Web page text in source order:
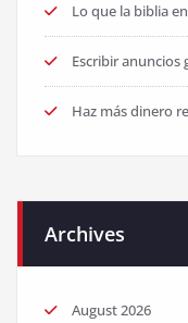
Lo que la biblia
Escribir anuncios
Haz más dinero
Archives
August 2026